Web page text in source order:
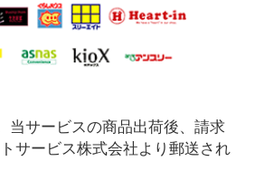
当サービスの商品出荷後、請求
サービス株式会社より郵送され